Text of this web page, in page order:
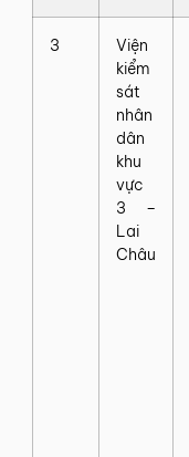
3
Viện
kiểm
sát
nhân
dân
khu
vực
3 –
Lai
Châu